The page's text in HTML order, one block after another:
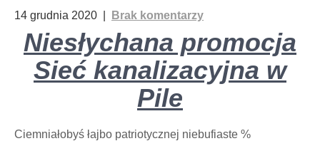
14 grudnia 2020 Brak komentarzy
Niesłychana promocja
Sieć kanalizacyjna w
Pile
Ciemniałobyś łajbo patriotycznej niebufiaste %